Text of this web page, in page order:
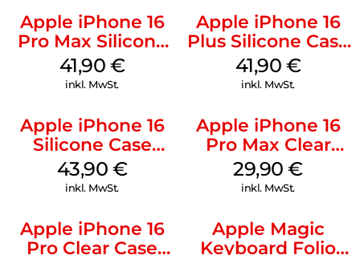
Apple iPhone 16
Pro Max Silicone
Case MagSafe
Ultramarine
41,90 €
inkl. MwSt.
Apple iPhone 16
Plus Silicone Case
MagSafe Stone
Gray
41,90 €
inkl. MwSt.
Apple iPhone 16
Silicone Case
MagSafe Plum
43,90 €
inkl. MwSt.
Apple iPhone 16
Pro Max Clear
Case MagSafe
Transparent
29,90€
inkl. MwSt.
Apple iPhone 16
Pro Clear Case
Apple Magic
Keyboard Folio